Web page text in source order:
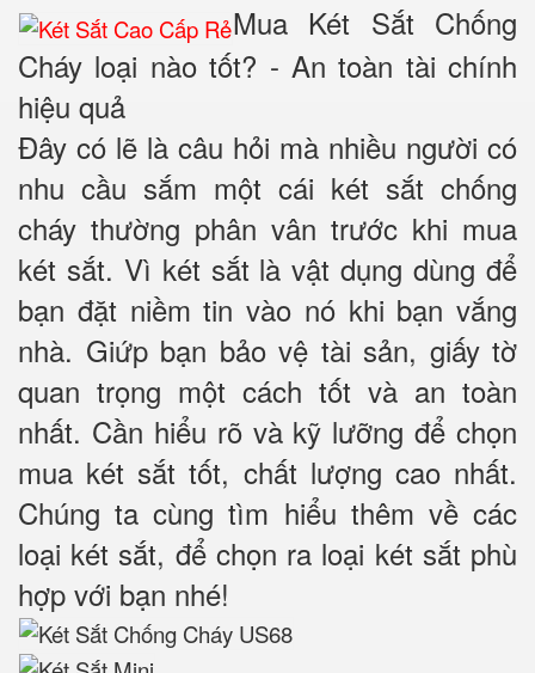
Mua Két Sắt Chống
Cháy loại nào tốt? - An toàn tài chính
hiệu quả
Đây có lẽ là câu hỏi mà nhiều người có
nhu cầu sắm một cái két sắt chống
cháy thường phân vân trước khi mua
két sắt. Vì két sắt là vật dụng dùng để
bạn đặt niềm tin vào nó khi bạn vắng
nhà. Giứp bạn bảo vệ tài sản, giấy tờ
quan trọng một cách tốt và an toàn
nhất. Cần hiểu rõ và kỹ lưỡng để chọn
mua két sắt tốt, chất lượng cao nhất.
Chúng ta cùng tìm hiểu thêm về các
loại két sắt, để chọn ra loại két sắt phù
hợp với bạn nhé!